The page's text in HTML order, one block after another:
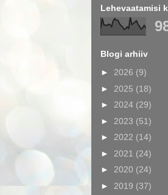
Lehevaatamisi
Blogi arhiiv
► 2026 (9)
► 2025 (18)
► 2024 (29)
► 2023 (51)
► 2022 (14)
► 2021 (24)
► 2020 (24)
► 2019 (37)